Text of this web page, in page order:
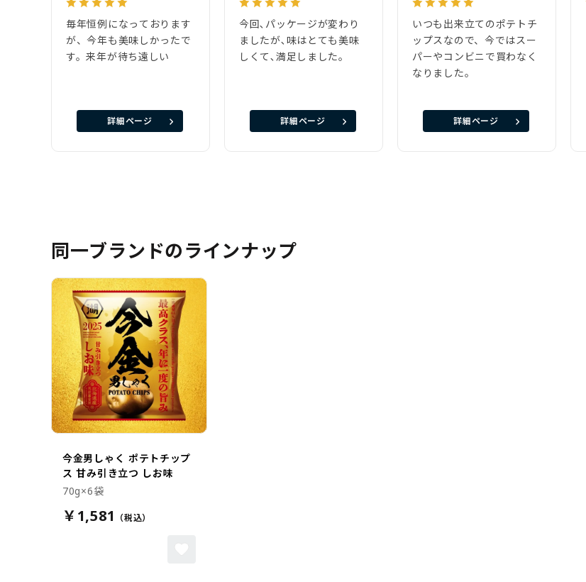
詳細ページ
毎年恒例になっております
が、今年も美味しかったで
す。来年が待ち遠しい
詳細ページ
今回､パッケージが変わり
ましたが､味はとても美味
しくて､満足しました。
詳細ページ
いつも出来立てのポテトチ
ップスなので、今ではスー
パーやコンビニで買わなく
なりました。
同一ブランドのラインナップ
今金男しゃく ポテトチップ
ス 甘み引き立つ しお味
70g×6袋
￥1,581